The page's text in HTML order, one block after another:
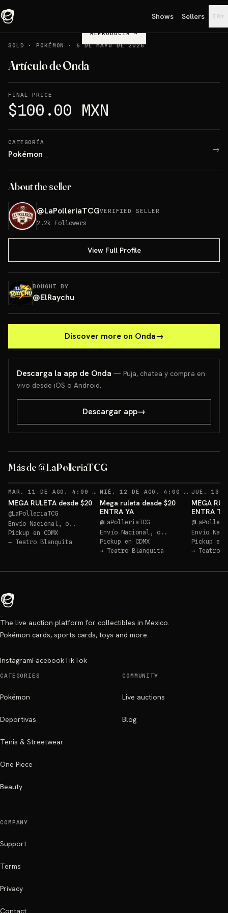
Shows Sellers EN ▾
REPRODUCIR→
SOLD
·POKÉMON · 6 DE MAYO DE 2026
Artículo de Onda
FINAL PRICE
$100.00 MXN
CATEGORÍA
Pokémon →
About the seller
@LaPolleriaTCGVERIFIED SELLER
2.2k Followers
View Full Profile
BOUGHT BY
@ElRaychu
Discover more on Onda→
Descarga la app de Onda — Puja, chatea y compra en
vivo desde iOS o Android.
Descargar app→
Más de @LaPolleriaTCG
MAR. 11 DE AGO. 4:00 AM · 162RECORDATORIOS
MEGA RULETA desde $20
@LaPolleriaTCG
Envío Nacional, o..
Pickup en CDMX
→ Teatro Blanquita
MIÉ. 12 DE AGO. 4:00 AM · 147
Mega ruleta desde $20
ENTRA YA
@LaPolleriaTCG
Envío Nacional, o..
Pickup en CDMX
→ Teatro Blanquita
MEGA
ENTRA T
@
Envío
Pickup en
→ Teatro
The live auction platform for collectibles in Mexico.
Pokémon cards, sports cards, toys and more.
InstagramFacebookTikTok
CATEGORIES
Pokémon
Deportivas
Tenis & Streetwear
One Piece
Beauty
COMMUNITY
Live auctions
Blog
COMPANY
Support
Terms
Privacy
Contact